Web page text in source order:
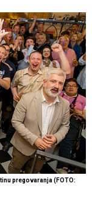
pregovaranja (FOTO: